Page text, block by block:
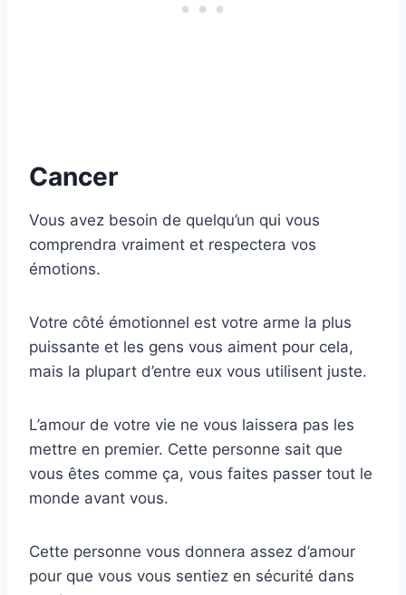
Cancer
Vous avez besoin de quelqu’un qui vous
comprendra vraiment et respectera vos
émotions.
Votre côté émotionnel est votre arme la plus
puissante et les gens vous aiment pour cela,
mais la plupart d’entre eux vous utilisent juste.
L’amour de votre vie ne vous laissera pas les
mettre en premier. Cette personne sait que
vous êtes comme ça, vous faites passer tout le
monde avant vous.
Cette personne vous donnera assez d’amour
pour que vous vous sentiez en sécurité dans